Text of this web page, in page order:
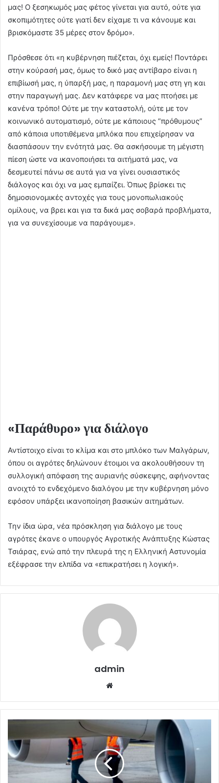
μας! Ο ξεσηκωμός μας φέτος γίνεται για αυτό, ούτε για
σκοπιμότητες ούτε γιατί δεν είχαμε τι να κάνουμε και
βρισκόμαστε 35 μέρες στον δρόμο».
Πρόσθεσε ότι «η κυβέρνηση πιέζεται, όχι εμείς! Ποντάρει
στην κούρασή μας, όμως το δικό μας αντίβαρο είναι η
επιβίωσή μας, η ύπαρξή μας, η παραμονή μας στη γη και
στην παραγωγή μας. Δεν κατάφερε να μας πτοήσει με
κανένα τρόπο! Ούτε με την καταστολή, ούτε με τον
κοινωνικό αυτοματισμό, ούτε με κάποιους “πρόθυμους”
από κάποια υποτιθέμενα μπλόκα που επιχείρησαν να
διασπάσουν την ενότητά μας. Θα ασκήσουμε τη μέγιστη
πίεση ώστε να ικανοποιήσει τα αιτήματά μας, να
δεσμευτεί πάνω σε αυτά για να γίνει ουσιαστικός
διάλογος και όχι να μας εμπαίζει. Όπως βρίσκει τις
δημοσιονομικές αντοχές για τους μονοπωλιακούς
ομίλους, να βρει και για τα δικά μας σοβαρά προβλήματα,
για να συνεχίσουμε να παράγουμε».
«Παράθυρο» για διάλογο
Αντίστοιχο είναι το κλίμα και στο μπλόκο των Μαλγάρων,
όπου οι αγρότες δηλώνουν έτοιμοι να ακολουθήσουν τη
συλλογική απόφαση της αυριανής σύσκεψης, αφήνοντας
ανοιχτό το ενδεχόμενο διαλόγου με την κυβέρνηση μόνο
εφόσον υπάρξει ικανοποίηση βασικών αιτημάτων.
Την ίδια ώρα, νέα πρόσκληση για διάλογο με τους
αγρότες έκανε ο υπουργός Αγροτικής Ανάπτυξης Κώστας
Τσιάρας, ενώ από την πλευρά της η Ελληνική Αστυνομία
εξέφρασε την ελπίδα να «επικρατήσει η λογική».
admin